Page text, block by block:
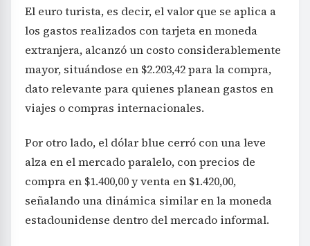
El euro turista, es decir, el valor que se aplica a
los gastos realizados con tarjeta en moneda
extranjera, alcanzó un costo considerablemente
mayor, situándose en $2.203,42 para la compra,
dato relevante para quienes planean gastos en
viajes o compras internacionales.
Por otro lado, el dólar blue cerró con una leve
alza en el mercado paralelo, con precios de
compra en $1.400,00 y venta en $1.420,00,
señalando una dinámica similar en la moneda
estadounidense dentro del mercado informal.